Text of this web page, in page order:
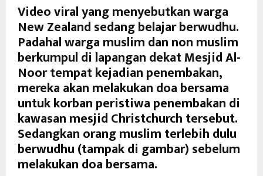
Video viral yang menyebutkan warga
New Zealand sedang belajar berwudhu.
Padahal warga muslim dan non muslim
berkumpul di lapangan dekat Mesjid Al-
Noor tempat kejadian penembakan,
mereka akan melakukan doa bersama
untuk korban peristiwa penembakan di
kawasan mesjid Christchurch tersebut.
Sedangkan orang muslim terlebih dulu
berwudhu (tampak di gambar) sebelum
melakukan doa bersama.